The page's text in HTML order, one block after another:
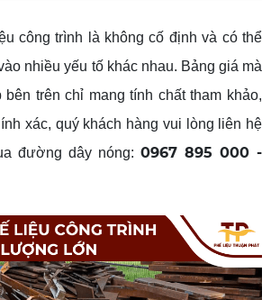
công trình là không cố định và có thể
nhiều yếu tố khác nhau. Bảng giá mà
trên chỉ mang tính chất tham khảo,
xác, quý khách hàng vui lòng liên hệ
đường dây nóng: 0967 895 000 -